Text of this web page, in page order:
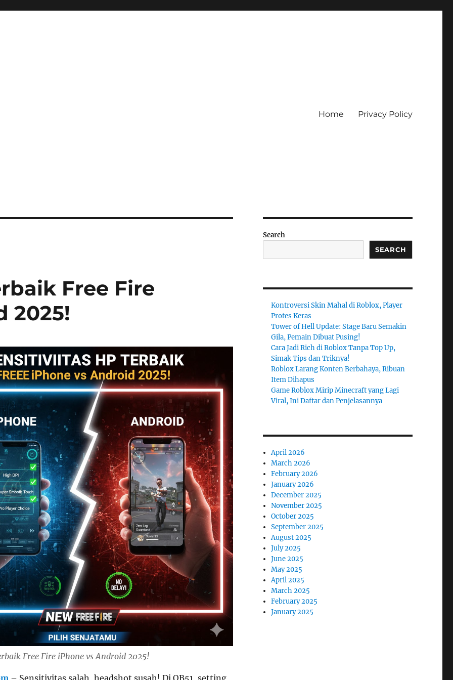
Home Privacy Policy
Free Fire
2025!
Free Fire iPhone vs Android 2025!
Search
SEARCH
Kontroversi Skin Mahal di Roblox, Player
Protes Keras
Tower of Hell Update: Stage Baru Semakin
Gila, Pemain Dibuat Pusing!
Cara Jadi Rich di Roblox Tanpa Top Up,
Simak Tips dan Triknya!
Roblox Larang Konten Berbahaya, Ribuan
Item Dihapus
Game Roblox Mirip Minecraft yang Lagi
Viral, Ini Daftar dan Penjelasannya
April 2026
March 2026
February 2026
January 2026
December 2025
November 2025
October 2025
September 2025
August 2025
July 2025
June 2025
May 2025
April 2025
March 2025
February 2025
January 2025